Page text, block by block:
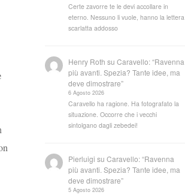
Certe zavorre te le devi accollare in
eterno. Nessuno li vuole, hanno la lettera
scarlatta addosso
Henry Roth suCaravello: “Ravenna
più avanti. Spezia? Tante idee, ma
deve dimostrare”
6 Agosto 2026
Caravello ha ragione. Ha fotografato la
situazione. Occorre che i vecchi
sintolgano dagli zebedei!
Pierluigi suCaravello: “Ravenna
più avanti. Spezia? Tante idee, ma
deve dimostrare”
5 Agosto 2026